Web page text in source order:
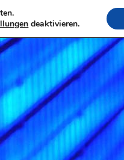
deaktivieren.